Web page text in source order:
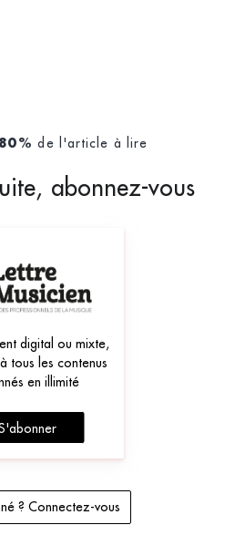
80% de l'article à lire
abonnez-vous
digital ou mixte,
tous les contenus
en illimité
? Connectez-vous